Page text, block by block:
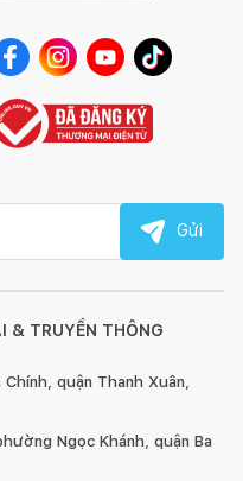
& TRUYỀN THÔNG
quận Thanh Xuân,
Ngọc Khánh, quận Ba
Gửi